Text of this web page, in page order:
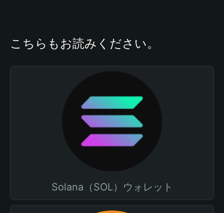
こちらもお読みください。
Solana（SOL）ウォレット